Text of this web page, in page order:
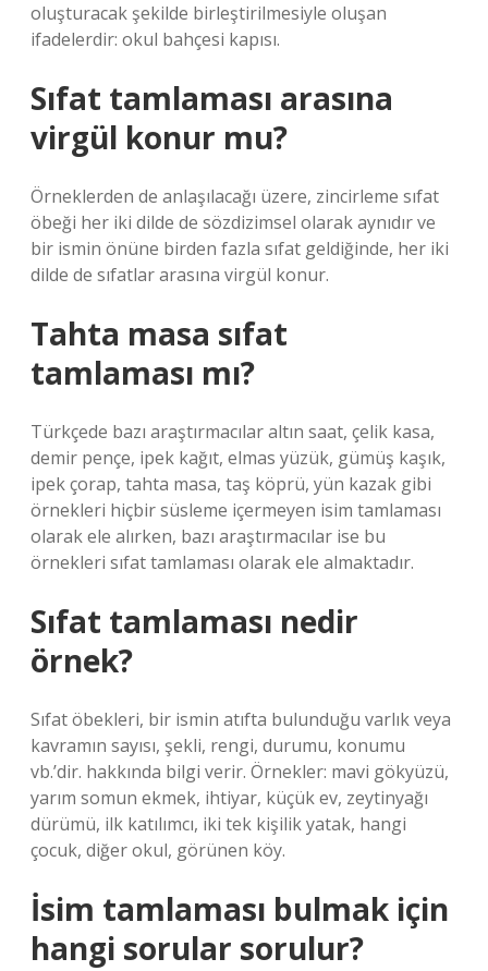
oluşturacak şekilde birleştirilmesiyle oluşan
ifadelerdir: okul bahçesi kapısı.
Sıfat tamlaması arasına
virgül konur mu?
Örneklerden de anlaşılacağı üzere, zincirleme sıfat
öbeği her iki dilde de sözdizimsel olarak aynıdır ve
bir ismin önüne birden fazla sıfat geldiğinde, her iki
dilde de sıfatlar arasına virgül konur.
Tahta masa sıfat
tamlaması mı?
Türkçede bazı araştırmacılar altın saat, çelik kasa,
demir pençe, ipek kağıt, elmas yüzük, gümüş kaşık,
ipek çorap, tahta masa, taş köprü, yün kazak gibi
örnekleri hiçbir süsleme içermeyen isim tamlaması
olarak ele alırken, bazı araştırmacılar ise bu
örnekleri sıfat tamlaması olarak ele almaktadır.
Sıfat tamlaması nedir
örnek?
Sıfat öbekleri, bir ismin atıfta bulunduğu varlık veya
kavramın sayısı, şekli, rengi, durumu, konumu
vb.’dir. hakkında bilgi verir. Örnekler: mavi gökyüzü,
yarım somun ekmek, ihtiyar, küçük ev, zeytinyağı
dürümü, ilk katılımcı, iki tek kişilik yatak, hangi
çocuk, diğer okul, görünen köy.
İsim tamlaması bulmak için
hangi sorular sorulur?